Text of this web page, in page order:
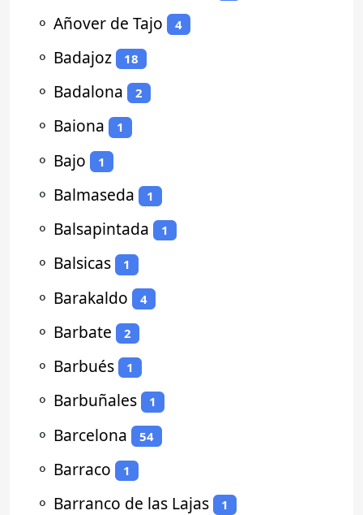
⚬ Añover de Tajo 4
⚬ Badajoz 18
⚬ Badalona 2
⚬ Baiona 1
⚬ Bajo 1
⚬ Balmaseda 1
⚬ Balsapintada 1
⚬ Balsicas 1
⚬ Barakaldo 4
⚬ Barbate 2
⚬ Barbués 1
⚬ Barbuñales 1
⚬ Barcelona 54
⚬ Barraco 1
⚬ Barranco de las Lajas 1